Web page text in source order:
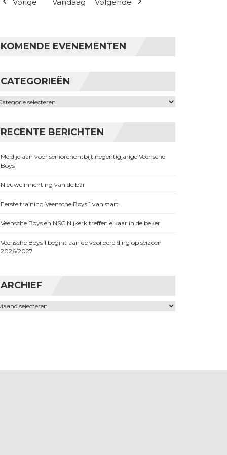
KOMENDE EVENEMENTEN
CATEGORIEËN
RECENTE BERICHTEN
Meld je aan voor seniorenontbijt negentigjarige Veensche
Boys
Nieuwe inrichting van de bar
Eerste training Veensche Boys 1 van start
Veensche Boys en NSC Nijkerk treffen elkaar in de beker
Veensche Boys 1 begint aan de voorbereiding op seizoen
2026/2027
ARCHIEF